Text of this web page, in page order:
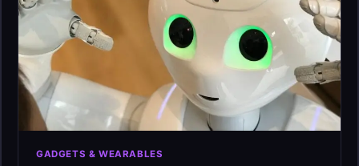
GADGETS & WEARABLES